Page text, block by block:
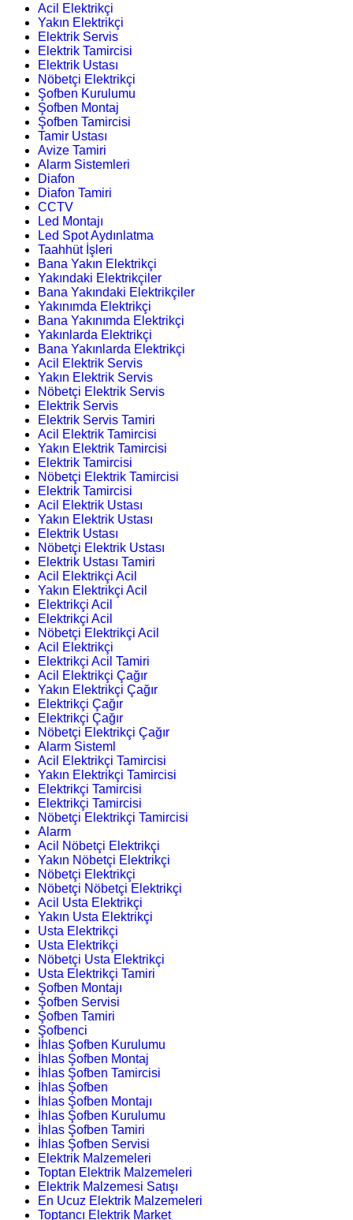
Acil Elektrikçi
Yakın Elektrikçi
Elektrik Servis
Elektrik Tamircisi
Elektrik Ustası
Nöbetçi Elektrikçi
Şofben Kurulumu
Şofben Montaj
Şofben Tamircisi
Tamir Ustası
Avize Tamiri
Alarm Sistemleri
Diafon
Diafon Tamiri
CCTV
Led Montajı
Led Spot Aydınlatma
Taahhüt İşleri
Bana Yakın Elektrikçi
Yakındaki Elektrikçiler
Bana Yakındaki Elektrikçiler
Yakınımda Elektrikçi
Bana Yakınımda Elektrikçi
Yakınlarda Elektrikçi
Bana Yakınlarda Elektrikçi
Acil Elektrik Servis
Yakın Elektrik Servis
Nöbetçi Elektrik Servis
Elektrik Servis
Elektrik Servis Tamiri
Acil Elektrik Tamircisi
Yakın Elektrik Tamircisi
Elektrik Tamircisi
Nöbetçi Elektrik Tamircisi
Elektrik Tamircisi
Acil Elektrik Ustası
Yakın Elektrik Ustası
Elektrik Ustası
Nöbetçi Elektrik Ustası
Elektrik Ustası Tamiri
Acil Elektrikçi Acil
Yakın Elektrikçi Acil
Elektrikçi Acil
Elektrikçi Acil
Nöbetçi Elektrikçi Acil
Acil Elektrikçi
Elektrikçi Acil Tamiri
Acil Elektrikçi Çağır
Yakın Elektrikçi Çağır
Elektrikçi Çağır
Elektrikçi Çağır
Nöbetçi Elektrikçi Çağır
Alarm Sisteml
Acil Elektrikçi Tamircisi
Yakın Elektrikçi Tamircisi
Elektrikçi Tamircisi
Elektrikçi Tamircisi
Nöbetçi Elektrikçi Tamircisi
Alarm
Acil Nöbetçi Elektrikçi
Yakın Nöbetçi Elektrikçi
Nöbetçi Elektrikçi
Nöbetçi Nöbetçi Elektrikçi
Acil Usta Elektrikçi
Yakın Usta Elektrikçi
Usta Elektrikçi
Usta Elektrikçi
Nöbetçi Usta Elektrikçi
Usta Elektrikçi Tamiri
Şofben Montajı
Şofben Servisi
Şofben Tamiri
Şofbenci
İhlas Şofben Kurulumu
İhlas Şofben Montaj
İhlas Şofben Tamircisi
İhlas Şofben
İhlas Şofben Montajı
İhlas Şofben Kurulumu
İhlas Şofben Tamiri
İhlas Şofben Servisi
Elektrik Malzemeleri
Toptan Elektrik Malzemeleri
Elektrik Malzemesi Satışı
En Ucuz Elektrik Malzemeleri
Toptancı Elektrik Market